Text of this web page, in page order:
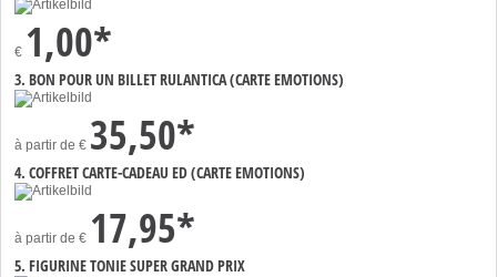
€ 1,00*
3. BON POUR UN BILLET RULANTICA (CARTE EMOTIONS)
à partir de € 35,50*
4. COFFRET CARTE-CADEAU ED (CARTE EMOTIONS)
à partir de € 17,95*
5. FIGURINE TONIE SUPER GRAND PRIX